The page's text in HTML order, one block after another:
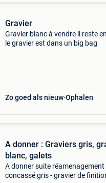
Gravier
Gravier blanc à vendre il reste
le gravier est dans un big bag
Zo goed als nieuw Ophalen
A donner : Graviers gris,
blanc, galets
A donner suite
concassé gris - gravier de